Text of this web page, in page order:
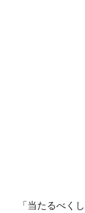
「当たるべく